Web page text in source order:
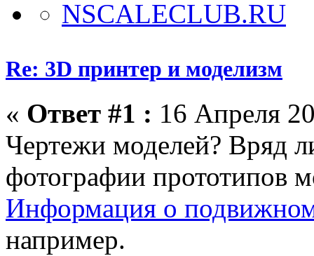
Re: 3D принтер и моделизм
« Ответ #1 : 16 Апреля
Чертежи моделей? Вряд
фотографии прототипов
Информация о
например.